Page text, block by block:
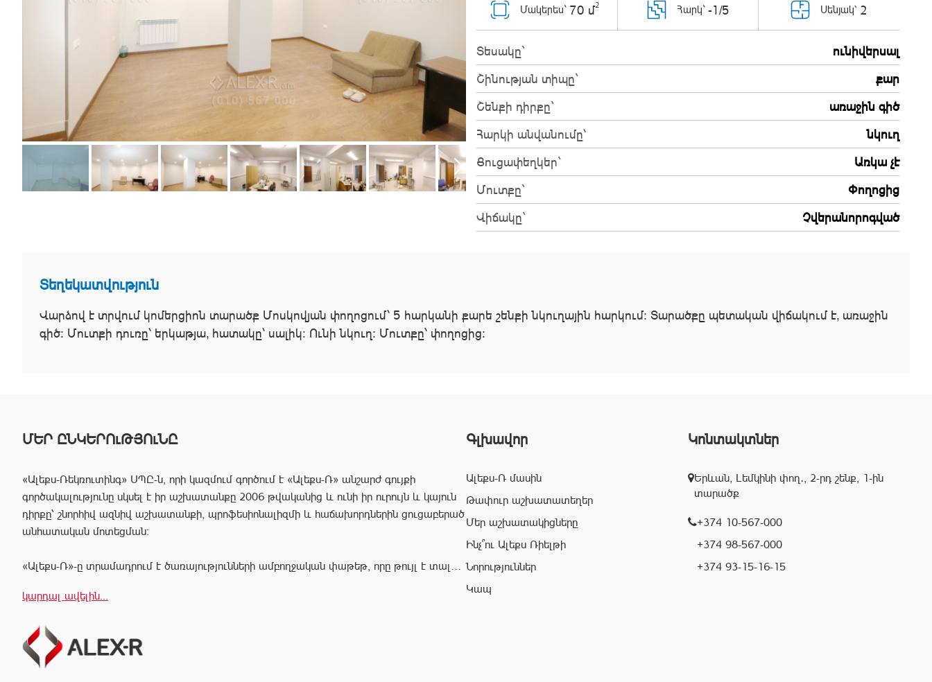
Սենյակ՝ 2
Մակերես` 70 մ2 Հարկ` -1/5
Տեսակը`
ունիվերսալ
Շինության տիպը`
քար
Շենքի դիրքը`
առաջին գիծ
Հարկի անվանումը՝
նկուղ
Ցուցափեղկեր`
Առկա չէ
Մուտքը`
Փողոցից
Վիճակը`
Չվերանորոգված
Տեղեկատվություն
Վարձով է տրվում կոմերցիոն տարածք Մոսկովյան փողոցում՝ 5 հարկանի քարե շենքի նկուղային հարկում։ Տարածքը պետական վիճակում է, առաջին
գիծ։ Մուտքի դուռը՝ երկաթյա, հատակը՝ սալիկ։ Ունի նկուղ։ Մուտքը՝ փողոցից։
ՄԵՐ ԸՆԿԵՐՈւԹՅՈւՆԸ
«Ալեքս-Ռեկռուտինգ» ՍՊԸ-ն, որի կազմում գործում է «Ալեքս-Ռ» անշարժ գույքի
գործակալությունը սկսել է իր աշխատանքը 2006 թվականից և ունի իր ուրույն և կայուն
դիրքը՝ շնորհիվ ազնիվ աշխատանքի, պրոֆեսիոնալիզմի և հաճախորդներին ցուցաբերած
անհատական մոտեցման:
«Ալեքս-Ռ»-ը տրամադրում է ծառայությունների ամբողջական փաթեթ, որը թույլ է տալիս
Համապատասխան որակավոման և բազմամյա փորձի շնորհիվ՝ «Ալեքս-Ռ» ընկերության
գործարքներ՝ ապահովելով գործարքի գաղտնիությունը, և զերծ մնալ գործարքի
ընթացքում բարձր ռիսկերից՝ հասցնելով դրանք նվազագույնի:
կարդալ ավելին...
Գլխավոր
Ալեքս-Ռ մասին
Թափուր աշխատատեղեր
Մեր աշխատակիցները
Ինչ՞ու Ալեքս Ռիելթի
Նորություններ
Կապ
Կոնտակտներ
Երևան, Լեմկինի փող․, 2-րդ շենք, 1-ին
տարածք
+374 10-567-000
+374 98-567-000
+374 93-15-16-15